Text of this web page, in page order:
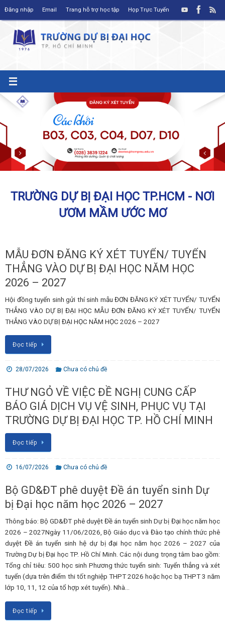
Đăng nhập Email Trang hỗ trợ học tập Họp Trực Tuyến
TRƯỜNG DỰ BỊ ĐẠI HỌC TP.HCM - NƠI
ƯƠM MẦM ƯỚC MƠ
MẪU ĐƠN ĐĂNG KÝ XÉT TUYỂN/ TUYỂN
THẲNG VÀO DỰ BỊ ĐẠI HỌC NĂM HỌC
2026 – 2027
Hội đồng tuyển sinh gửi thí sinh mẫu ĐƠN ĐĂNG KÝ XÉT TUYỂN/ TUYỂN
THẲNG VÀO DỰ BỊ ĐẠI HỌC MẪU ĐƠN ĐĂNG KÝ XÉT TUYỂN/ TUYỂN
THẲNG VÀO DỰ BỊ ĐẠI HỌC NĂM HỌC 2026 – 2027
Đọc tiếp
28/07/2026 Chưa có chủ đề
THƯ NGỎ VỀ VIỆC ĐỀ NGHỊ CUNG CẤP
BÁO GIÁ DỊCH VỤ VỆ SINH, PHỤC VỤ TẠI
TRƯỜNG DỰ BỊ ĐẠI HỌC TP. HỒ CHÍ MINH
Đọc tiếp
16/07/2026 Chưa có chủ đề
Bộ GD&ĐT phê duyệt Đề án tuyển sinh Dự
bị Đại học năm học 2026 – 2027
Thông báo: Bộ GD&ĐT phê duyệt Đề án tuyển sinh Dự bị Đại học năm học
2026 – 2027Ngày 11/06/2026, Bộ Giáo dục và Đào tạo chính thức phê
duyệt Đề án tuyển sinh hệ dự bị đại học năm học 2026 – 2027 của
Trường Dự bị Đại học TP. Hồ Chí Minh. Các nội dung trọng tâm bao gồm:
Tổng chỉ tiêu: 500 học sinh Phương thức tuyển sinh: Tuyển thẳng và xét
tuyển (dựa trên điểm thi tốt nghiệp THPT 2026 hoặc học bạ THPT 3 năm
lớp 10, 11, 12 của tổ hợp xét tuyển). Nhà…
Đọc tiếp